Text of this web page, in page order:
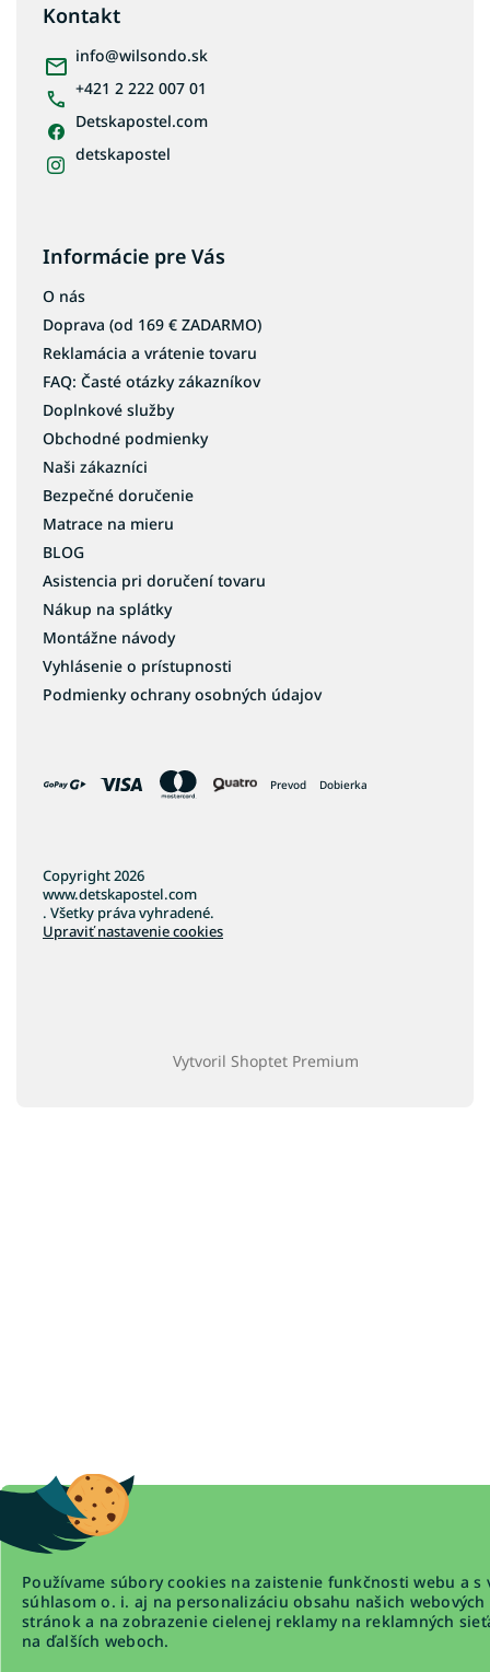
Používame súbory cookies na zaistenie funkčnosti webu a s
súhlasom o. i. aj na personalizáciu obsahu našich webových
stránok a na zobrazenie cielenej reklamy na reklamných
na ďalších weboch.
Kontakt
info@wilsondo.sk
+421 2 222 007 01
Detskapostel.com
detskapostel
Informácie pre Vás
O nás
Doprava (od 169 € ZADARMO)
Reklamácia a vrátenie tovaru
FAQ: Časté otázky zákazníkov
Doplnkové služby
Obchodné podmienky
Naši zákazníci
Bezpečné doručenie
Matrace na mieru
BLOG
Asistencia pri doručení tovaru
Nákup na splátky
Montážne návody
Vyhlásenie o prístupnosti
Podmienky ochrany osobných údajov
Prevod Dobierka
Vytvoril Shoptet Premium
Copyright 2026
www.detskapostel.com
. Všetky práva vyhradené.
Upraviť nastavenie cookies